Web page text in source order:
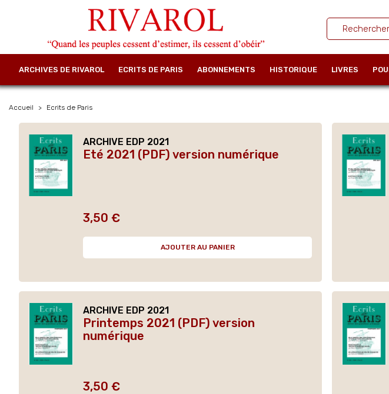
ARCHIVES DE RIVAROL ECRITS DE PARIS ABONNEMENTS HISTORIQUE LIVRES
Accueil Ecrits de Paris
ARCHIVE EDP 2021
Eté 2021 (PDF) version numérique
Prix
3,50 €
AJOUTER AU PANIER
ARCHIVE EDP 2021
Printemps 2021 (PDF) version
numérique
Prix
3,50 €